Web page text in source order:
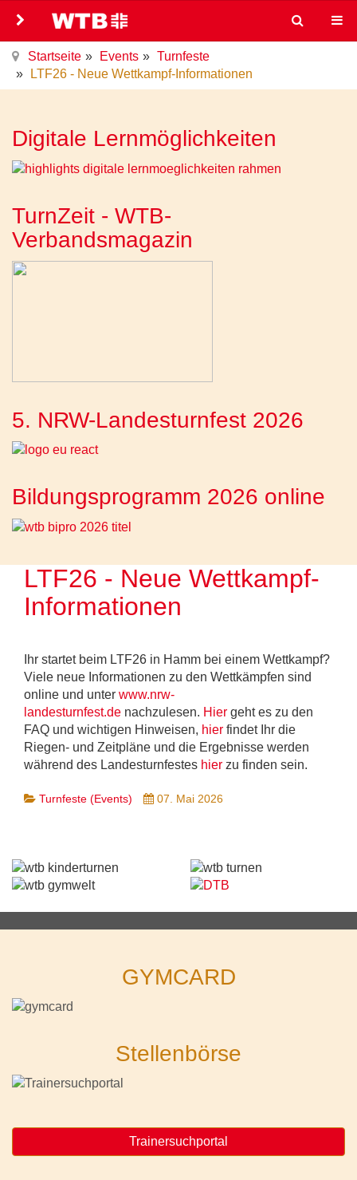
Startseite Events
Turnfeste
LTF26 - Neue Wettkampf-Informationen
Digitale Lernmöglichkeiten
TurnZeit - WTB-
Verbandsmagazin
5. NRW-Landesturnfest 2026
Bildungsprogramm 2026 online
LTF26 - Neue Wettkampf-
Informationen
Ihr startet beim LTF26 in Hamm bei einem Wettkampf?
Viele neue Informationen zu den Wettkämpfen sind
online und unter www.nrw-
landesturnfest.de nachzulesen. Hier geht es zu den
FAQ und wichtigen Hinweisen, hier findet Ihr die
Riegen- und Zeitpläne und die Ergebnisse werden
während des Landesturnfestes hier zu finden sein.
Turnfeste (Events) 07. Mai 2026
GYMCARD
Stellenbörse
Trainersuchportal